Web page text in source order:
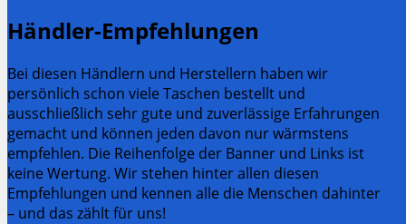
Händler-Empfehlungen
Bei diesen Händlern und Herstellern haben wir
persönlich schon viele Taschen bestellt und
ausschließlich sehr gute und zuverlässige Erfahrungen
gemacht und können jeden davon nur wärmstens
empfehlen. Die Reihenfolge der Banner und Links ist
keine Wertung. Wir stehen hinter allen diesen
Empfehlungen und kennen alle die Menschen dahinter
– und das zählt für uns!